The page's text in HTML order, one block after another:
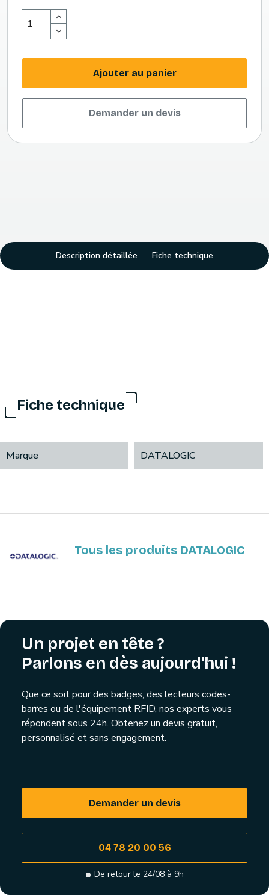
Ajouter au panier
Demander un devis
Description détaillée Fiche technique
Fiche technique
Marque DATALOGIC
Tous les produits DATALOGIC
Un projet en tête ?
Parlons en dès aujourd'hui !
Que ce soit pour des badges, des lecteurs codes-
barres ou de l'équipement RFID, nos experts vous
répondent sous 24h. Obtenez un devis gratuit,
personnalisé et sans engagement.
Demander un devis
04 78 20 00 56
De retour le 24/08 à 9h